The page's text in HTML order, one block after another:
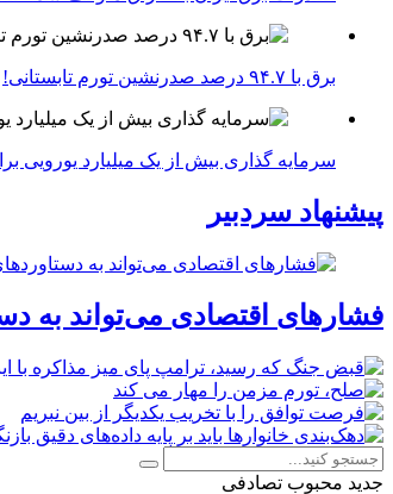
برق با ۹۴.۷ درصد صدرنشین تورم تابستانی!
سرمایه گذاری بیش از یک میلیارد یورویی
پیشنهاد سردبیر
فشارهای اقتصادی می‌تواند به
جدید محبوب تصادفی